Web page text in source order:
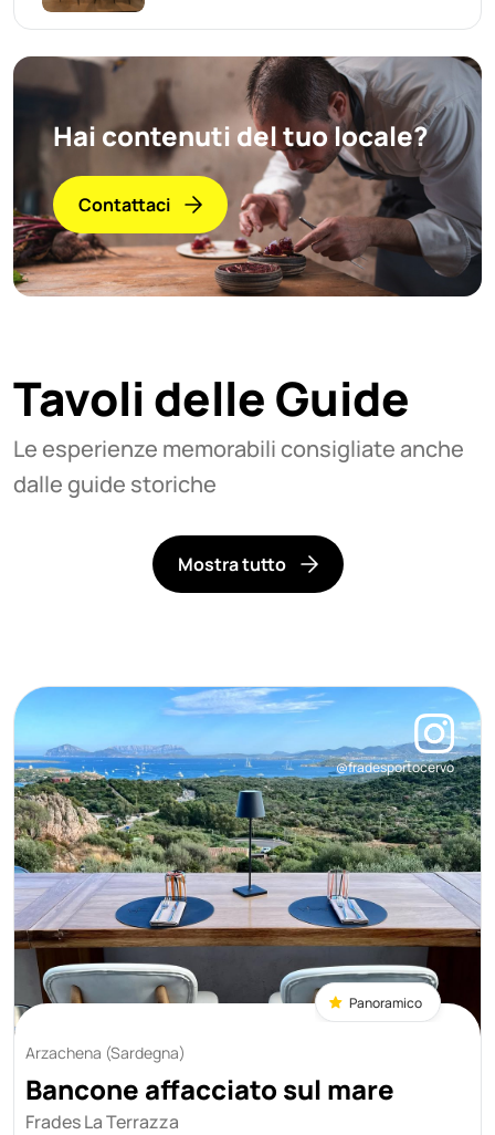
Hai contenuti del tuo locale?
Contattaci
Tavoli delle Guide
Le esperienze memorabili consigliate anche
dalle guide storiche
Mostra tutto
@fradesportocervo
Panoramico
Arzachena (Sardegna)
Bancone affacciato sul mare
Frades La Terrazza